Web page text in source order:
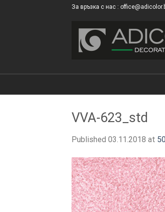
За връзка с нас :
VVA-623_std
Published 03.11.2018 at